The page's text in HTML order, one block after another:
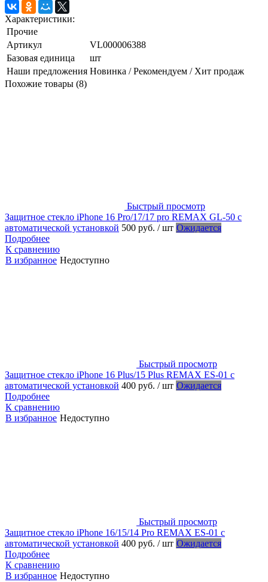
Характеристики:
Прочие
Артикул
VL000006388
Базовая единица
шт
Наши предложения Новинка / Рекомендуем / Хит продаж
Похожие товары (8)
Быстрый просмотр
Защитное стекло iPhone 16 Pro/17/17 pro REMAX GL-50 с
автоматической установкой 500 руб. / шт Ожидается
Подробнее
К сравнению
В избранное Недоступно
Быстрый просмотр
Защитное стекло iPhone 16 Plus/15 Plus REMAX ES-01 с
автоматической установкой 400 руб. / шт Ожидается
Подробнее
К сравнению
В избранное Недоступно
Быстрый просмотр
Защитное стекло iPhone 16/15/14 Pro REMAX ES-01 с
автоматической установкой 400 руб. / шт Ожидается
Подробнее
К сравнению
В избранное Недоступно